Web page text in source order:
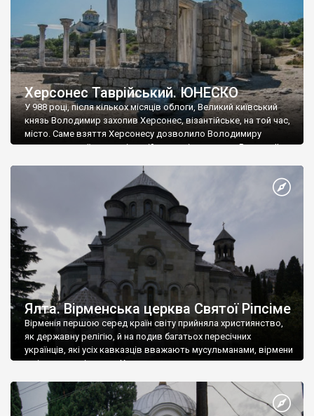
Херсонес Таврійський. ЮНЕСКО
У 988 році, після кількох місяців облоги, Великий київський
князь Володимир захопив Херсонес, візантійське, на той час,
місто. Саме взяття Херсонесу дозволило Володимиру
диктувати свої умови візантійському імператору Василю ІІ, та
Херсонесі Володимир-язичник, став Василем-християнином.
А потім було Хрещення Русі. На честь Херсонесу Таврійського
Ялта. Вірменська церква Святої Ріпсіме
Вірменія першою серед країн світу прийняла християнство,
як державну релігію, й на подив багатьох пересічних
українців, які усіх кавказців вважають мусульманами, вірмени
є відданими вірянами Христа